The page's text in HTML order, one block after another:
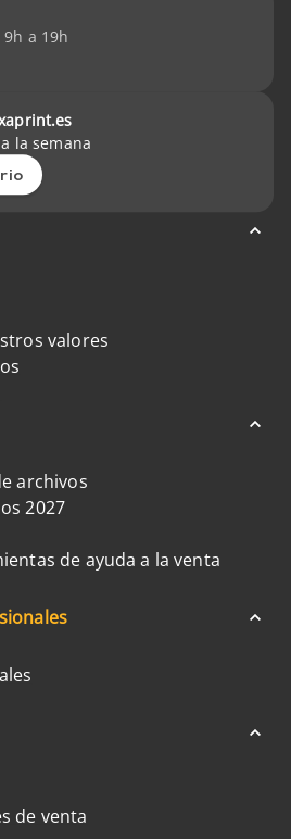
a 19h
la semana
valores
archivos
2027
de ayuda a la venta
de venta